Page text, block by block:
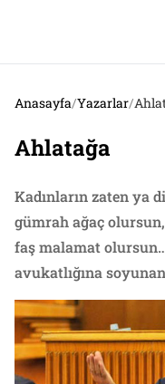
Anasayfa/Yazarlar/
Ahlatağa
Kadınların zaten ya
gümrah ağaç
faş malamat
avukatlığına